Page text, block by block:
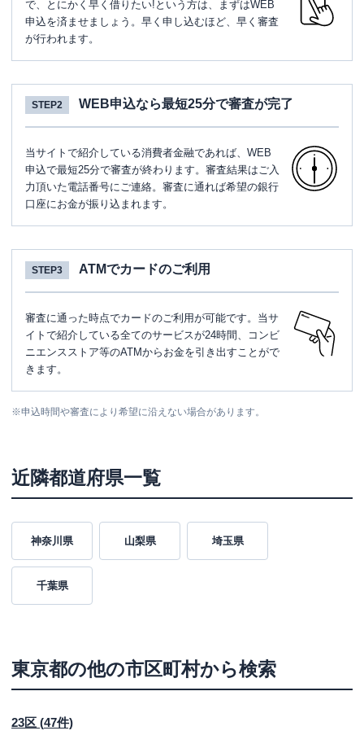
で、とにかく早く借りたい!という方は、まずはWEB
申込を済ませましょう。早く申し込むほど、早く審査
が行われます。
STEP2 WEB申込なら最短25分で審査が完了
当サイトで紹介している消費者金融であれば、WEB
申込で最短25分で審査が終わります。審査結果はご入
力頂いた電話番号にご連絡。審査に通れば希望の銀行
口座にお金が振り込まれます。
STEP3 ATMでカードのご利用
審査に通った時点でカードのご利用が可能です。当サ
イトで紹介している全てのサービスが24時間、コンビ
ニエンスストア等のATMからお金を引き出すことがで
きます。
※申込時間や審査により希望に沿えない場合があります。
近隣都道府県一覧
神奈川県 山梨県 埼玉県
千葉県
東京都の他の市区町村から検索
23区 (47件)